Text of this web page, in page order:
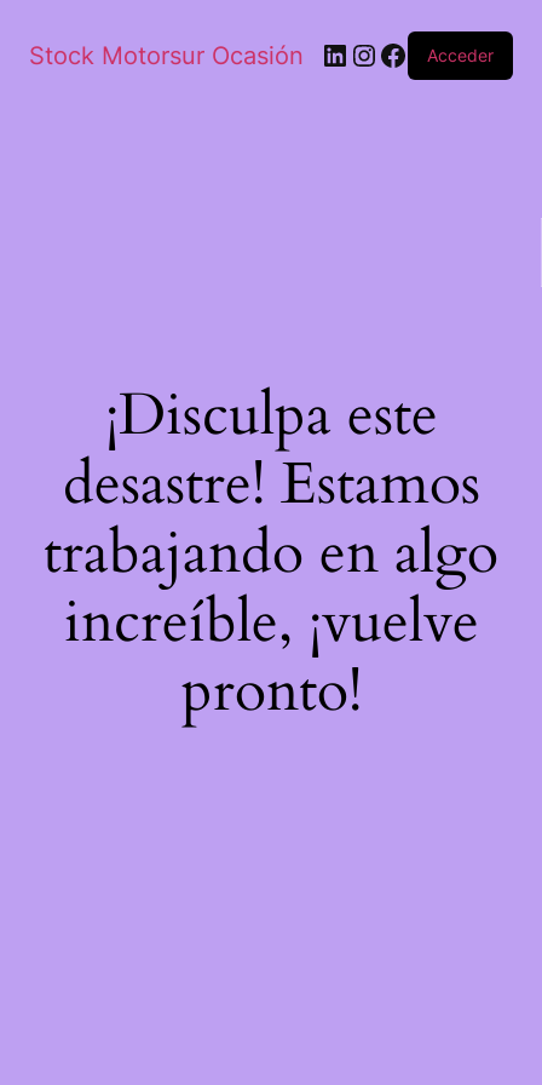
Stock Motorsur Ocasión Acceder
¡Disculpa este
desastre! Estamos
trabajando en algo
increíble, ¡vuelve
pronto!